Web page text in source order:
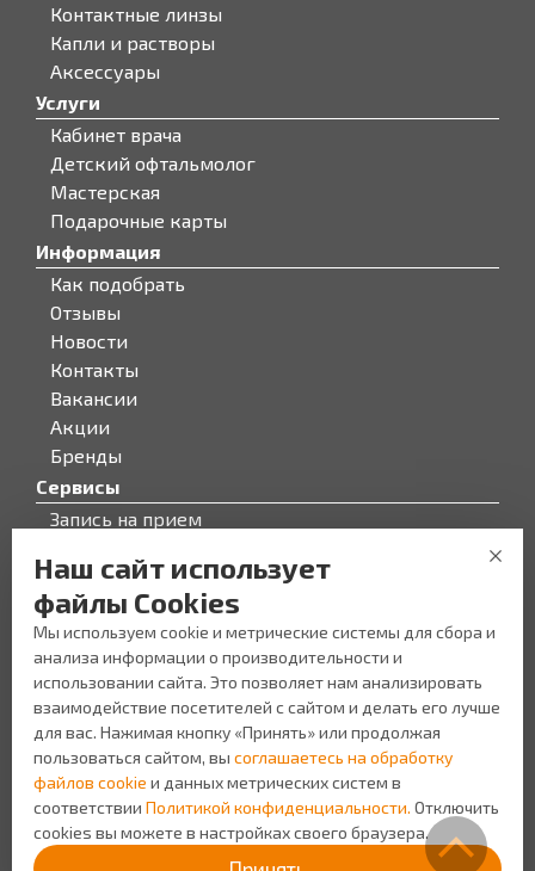
Контактные линзы
Капли и растворы
Аксессуары
Услуги
Кабинет врача
Детский офтальмолог
Мастерская
Подарочные карты
Информация
Как подобрать
Отзывы
Новости
Контакты
Вакансии
Акции
Бренды
Сервисы
Запись на прием
О компании
О компании
Персонал
Новости
Прайс-лист на услуги
Уголок потребителя
Создание сайта Space App
Политика
Наш сайт использует
файлы Cookies
Мы используем cookie и метрические системы для сбора и
анализа информации о производительности и
использовании сайта. Это позволяет нам анализировать
взаимодействие посетителей с сайтом и делать его лучше
для вас. Нажимая кнопку «Принять» или продолжая
пользоваться сайтом, вы соглашаетесь на обработку
файлов cookie и данных метрических систем в
соответствии Политикой конфиденциальности. Отключить
cookies вы можете в настройках своего браузера.